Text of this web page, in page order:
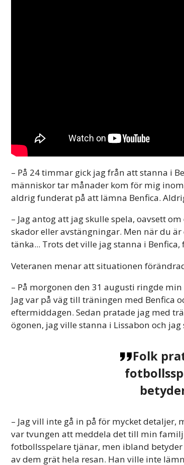
– På 24 timmar gick jag från att stanna i
människor tar månader kom för mig
aldrig funderat på att lämna Benfica.
– Jag antog att jag skulle spela, oavsett
skador eller avstängningar. Men när du
tänka... Trots det ville jag stanna i
Veteranen menar att situationen
– På morgonen den 31 augusti ringde
Jag var på väg till träningen med Benfica
eftermiddagen. Sedan pratade jag med
ögonen, jag ville stanna i Lissabon och
Folk
– Jag vill inte gå in på för mycket detaljer,
var tvungen att meddela det till min
fotbollsspelare tjänar, men ibland
av dem grät hela resan. Han ville inte